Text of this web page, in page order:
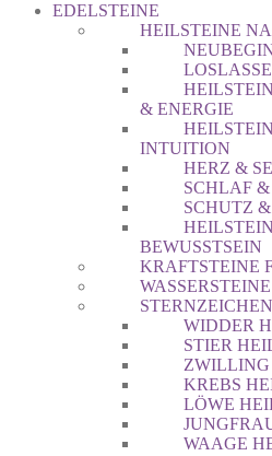
EDELSTEINE
HEILSTEINE
& ENERGIE
INTUITION
HERZ &
SCHLAF
SCHUTZ
BEWUSSTSEIN
KRAFTSTEINE
WASSERSTEINE
WIDDER
STIER
KREBS
LÖWE
WAAGE